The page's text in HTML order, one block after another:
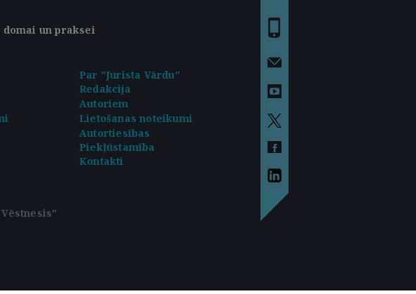
un praksei
Par "Jurista Vārdu"
Redakcija
Autoriem
Lietošanas noteikumi
Autortiesības
Piekļūstamība
Kontakti